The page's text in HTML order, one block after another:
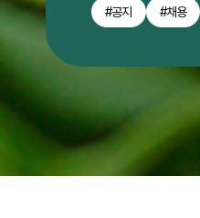
#공지 #채용